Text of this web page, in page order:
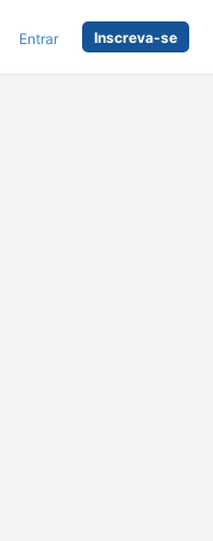
Entrar Inscreva-se